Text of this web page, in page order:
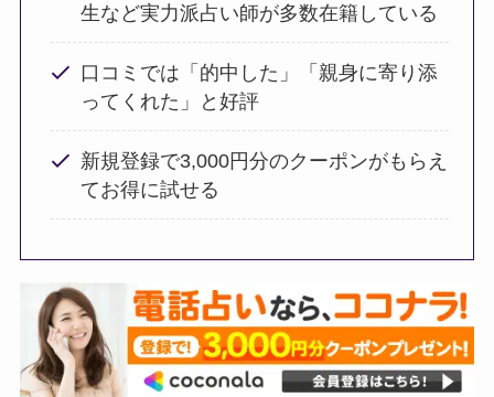
生など実力派占い師が多数在籍している
口コミでは「的中した」「親身に寄り添
ってくれた」と好評
新規登録で3,000円分のクーポンがもらえ
てお得に試せる